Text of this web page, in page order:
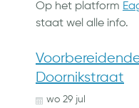
Op het platform
staat wel alle info.
Doornikstraat
wo 29 jul